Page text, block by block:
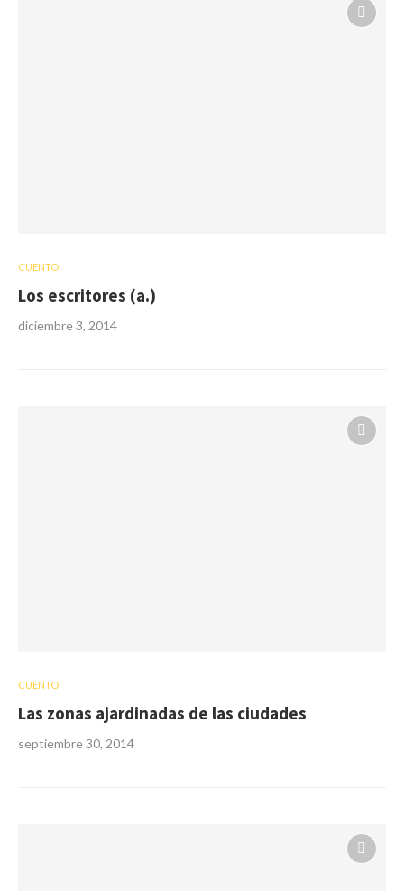
CUENTO
Los escritores (a.)
diciembre 3, 2014
CUENTO
Las zonas ajardinadas de las ciudades
septiembre 30, 2014